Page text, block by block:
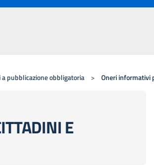
pubblicazione obbligatoria > Oneri informativi
E